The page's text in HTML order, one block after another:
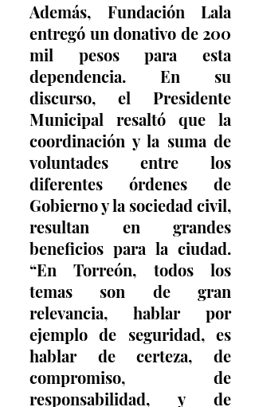
Además, Fundación Lala
entregó un donativo de 200
mil pesos para esta
dependencia. En su
discurso, el Presidente
Municipal resaltó que la
coordinación y la suma de
voluntades entre los
diferentes órdenes de
Gobierno y la sociedad civil,
resultan en grandes
beneficios para la ciudad.
“En Torreón, todos los
temas son de gran
relevancia, hablar por
ejemplo de seguridad, es
hablar de certeza, de
compromiso, de
responsabilidad, y de